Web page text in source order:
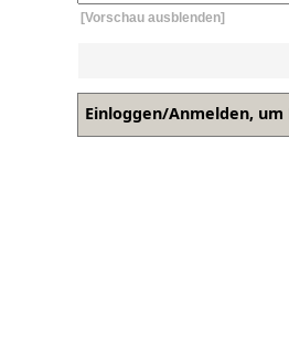
[Vorschau ausblenden]